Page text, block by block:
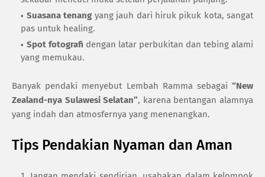
Suasana tenang yang jauh dari hiruk pikuk kota, sangat
pas untuk healing.
Spot fotografi dengan latar perbukitan dan tebing alami
yang memukau.
Banyak pendaki menyebut Lembah Ramma sebagai “New
Zealand-nya Sulawesi Selatan”, karena bentangan alamnya
yang indah dan atmosfernya yang menenangkan.
Tips Pendakian Nyaman dan Aman